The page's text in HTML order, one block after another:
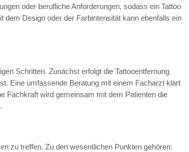
oder berufliche Anforderungen, sodass ein Tattoo
Design oder der Farbintensität kann ebenfalls ein
Schritten. Zunächst erfolgt die Tattooentfernung
Eine umfassende Beratung mit einem Facharzt klärt
Fachkraft wird gemeinsam mit dem Patienten die
zu treffen. Zu den wesentlichen Punkten gehören: